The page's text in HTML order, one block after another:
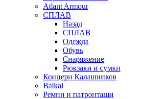
Atlant Armour
СПЛАВ
Назад
СПЛАВ
Одежда
Обувь
Снаряжение
Рюкзаки и сумки
Концерн Калашников
Baikal
Ремни и патронташи